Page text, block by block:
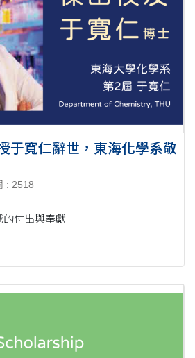
于寬仁辭世，東海化學系敬
: 2518
的付出與奉獻